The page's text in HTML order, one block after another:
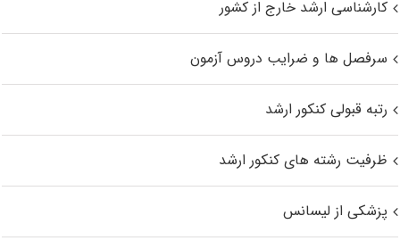
کارشناسی ارشد خارج از کشور
سرفصل ها و ضرایب دروس آزمون
رتبه قبولی کنکور ارشد
ظرفیت رشته های کنکور ارشد
پزشکی از لیسانس